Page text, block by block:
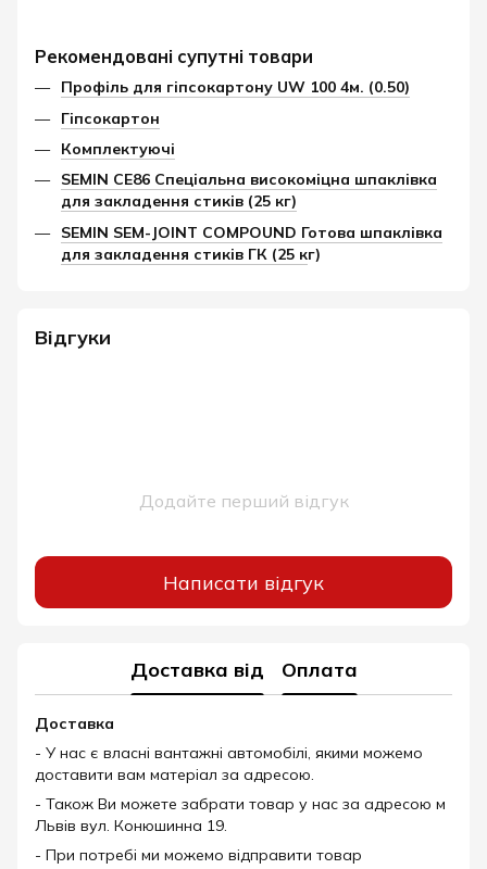
Рекомендовані супутні товари
Профіль для гіпсокартону UW 100 4м. (0.50)
Гіпсокартон
Комплектуючі
SEMIN CE86 Спеціальна високоміцна шпаклівка
для закладення стиків (25 кг)
SEMIN SEM-JOINT COMPOUND Готова шпаклівка
для закладення стиків ГК (25 кг)
Відгуки
Додайте перший відгук
Написати відгук
Доставка від Оплата
Доставка
- У нас є власні вантажні автомобілі, якими можемо
доставити вам матеріал за адресою.
- Також Ви можете забрати товар у нас за адресою м
Львів вул. Конюшинна 19.
- При потребі ми можемо відправити товар